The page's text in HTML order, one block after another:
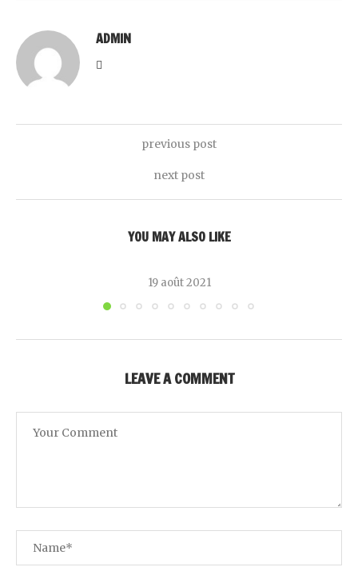
ADMIN
previous post
next post
YOU MAY ALSO LIKE
19 août 2021
LEAVE A COMMENT